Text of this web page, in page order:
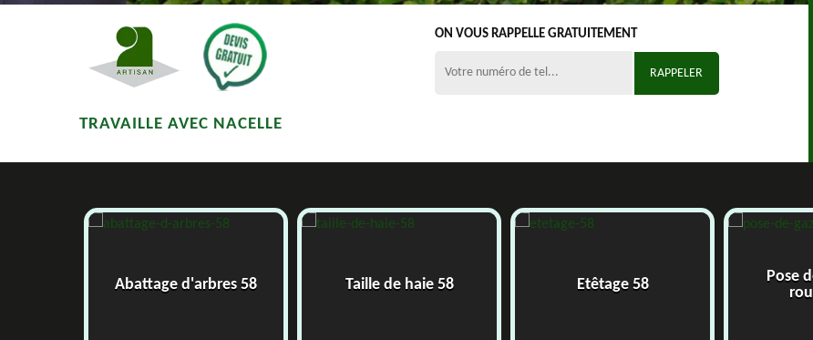
TRAVAILLE AVEC NACELLE
ON VOUS RAPPELLE GRATUITEMENT
Abattage d'arbres 58 Taille de haie 58 Etêtage 58
Pose